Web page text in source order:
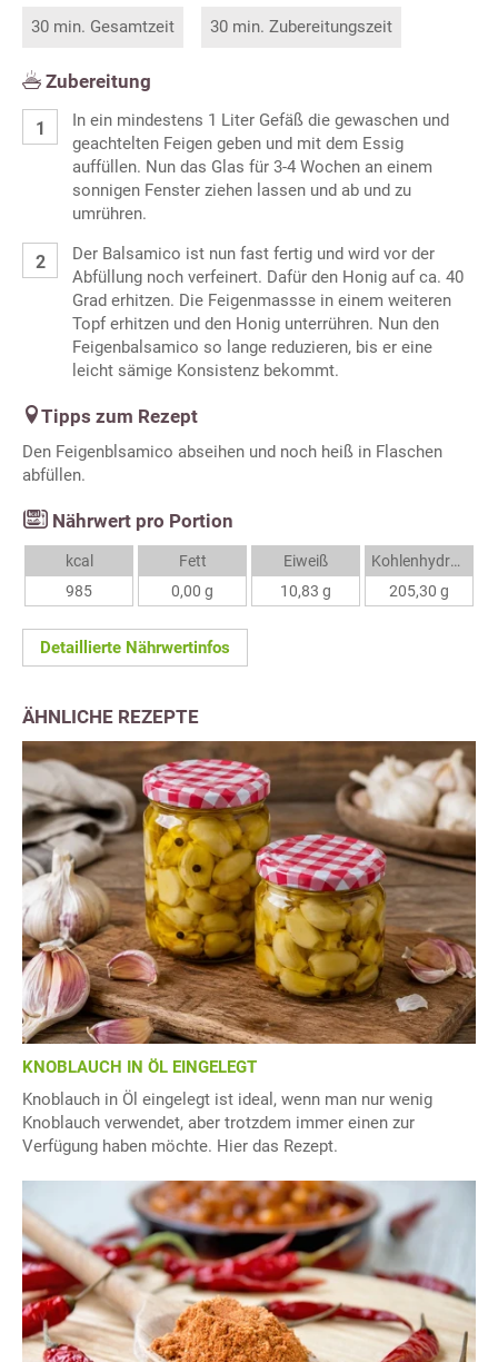
30 min. Gesamtzeit 30 min. Zubereitungszeit
Zubereitung
In ein mindestens 1 Liter Gefäß die gewaschen und
geachtelten Feigen geben und mit dem Essig
auffüllen. Nun das Glas für 3-4 Wochen an einem
sonnigen Fenster ziehen lassen und ab und zu
umrühren.
Der Balsamico ist nun fast fertig und wird vor der
Abfüllung noch verfeinert. Dafür den Honig auf ca. 40
Grad erhitzen. Die Feigenmassse in einem weiteren
Topf erhitzen und den Honig unterrühren. Nun den
Feigenbalsamico so lange reduzieren, bis er eine
leicht sämige Konsistenz bekommt.
Tipps zum Rezept
Den Feigenblsamico abseihen und noch heiß in Flaschen
abfüllen.
Nährwert pro Portion
kcal
985
Fett
0,00 g
Eiweiß
10,83 g
Kohlenhydrate
205,30 g
Detaillierte Nährwertinfos
ÄHNLICHE REZEPTE
KNOBLAUCH IN ÖL EINGELEGT
Knoblauch in Öl eingelegt ist ideal, wenn man nur wenig
Knoblauch verwendet, aber trotzdem immer einen zur
Verfügung haben möchte. Hier das Rezept.